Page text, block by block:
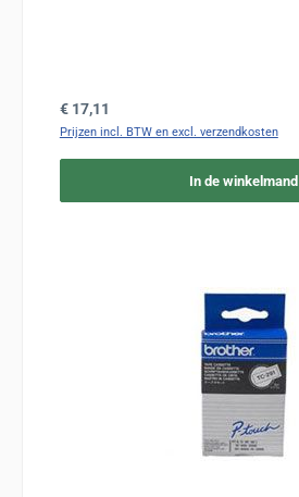
Normale prijs:
€ 17,11
Prijzen incl. BTW en excl. verzendkosten
In de winkelmand